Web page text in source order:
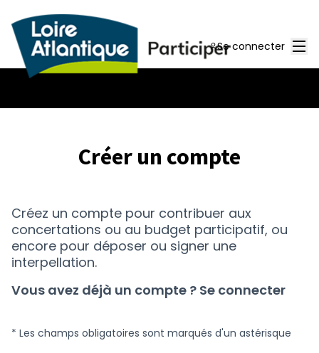
Se connecter
Créer un compte
Créez un compte pour contribuer aux
concertations ou au budget participatif, ou
encore pour déposer ou signer une
interpellation.
Vous avez déjà un compte ? Se connecter
* Les champs obligatoires sont marqués d'un astérisque